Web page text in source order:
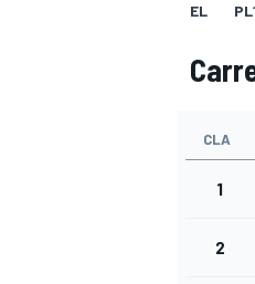
EL
CLA
1
2